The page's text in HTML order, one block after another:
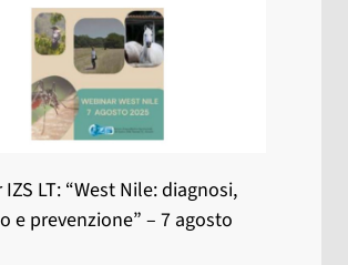
LT: “West Nile: diagnosi,
e prevenzione” – 7 agosto